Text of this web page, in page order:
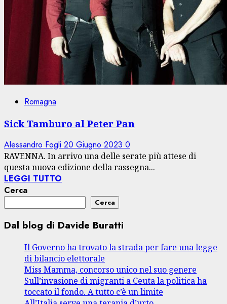
Romagna
Sick Tamburo al Peter Pan
Alessandro Fogli 20 Giugno 2023 0
RAVENNA. In arrivo una delle serate più attese di
questa nuova edizione della rassegna...
LEGGI TUTTO
Cerca
Cerca
Dal blog di Davide Buratti
Il Governo ha trovato la strada per fare una legge
di bilancio elettorale
Miss Mamma, concorso unico nel suo genere
Sull’invasione di migranti a Ceuta la politica ha
toccato il fondo. A tutto c’è un limite